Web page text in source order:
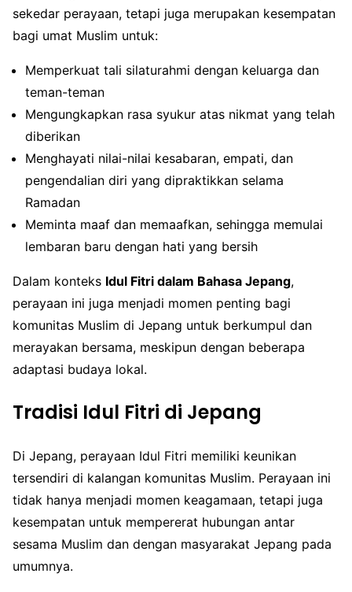
sekedar perayaan, tetapi juga merupakan kesempatan
bagi umat Muslim untuk:
Memperkuat tali silaturahmi dengan keluarga dan
teman-teman
Mengungkapkan rasa syukur atas nikmat yang telah
diberikan
Menghayati nilai-nilai kesabaran, empati, dan
pengendalian diri yang dipraktikkan selama
Ramadan
Meminta maaf dan memaafkan, sehingga memulai
lembaran baru dengan hati yang bersih
Dalam konteks Idul Fitri dalam Bahasa Jepang,
perayaan ini juga menjadi momen penting bagi
komunitas Muslim di Jepang untuk berkumpul dan
merayakan bersama, meskipun dengan beberapa
adaptasi budaya lokal.
Tradisi Idul Fitri di Jepang
Di Jepang, perayaan Idul Fitri memiliki keunikan
tersendiri di kalangan komunitas Muslim. Perayaan ini
tidak hanya menjadi momen keagamaan, tetapi juga
kesempatan untuk mempererat hubungan antar
sesama Muslim dan dengan masyarakat Jepang pada
umumnya.